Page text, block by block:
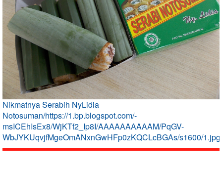
Nikmatnya Serabih NyLidia
Notosuman/https://1.bp.blogspot.com/-
msICEhIsEx8/WjKTf2_Ip8I/AAAAAAAAAAM/PqGV-
WbJYKUqvjfMgeOmANxnGwHFp0zKQCLcBGAs/s1600/1.jpg